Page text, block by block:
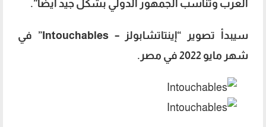
العرب وتناسب الجمهور الدولي بشكل جيد أيضًا”.
سيبدأ تصوير “إينتاتشابولز – Intouchables” في
شهر مايو 2022 في مصر.